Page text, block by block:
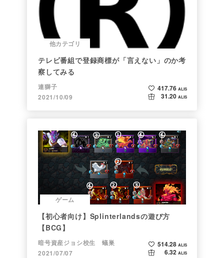
他カテゴリ
テレビ番組で登録商標が「言えない」のか考
察してみる
連獅子
2021/10/09
417.76 ALIS
31.20 ALIS
ゲーム
【初心者向け】Splinterlandsの遊び方
【BCG】
暗号資産ジョシ校生 蟻巣
2021/07/07
514.28 ALIS
6.32 ALIS